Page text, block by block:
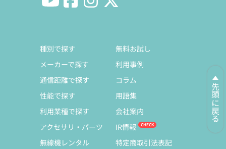
先頭に戻る
種別で探す
メーカーで探す
通信距離で探す
性能で探す
利用業種で探す
アクセサリ・パーツ
無線機レンタル
無料お試し
利用事例
コラム
用語集
会社案内
IR情報
特定商取引法表記